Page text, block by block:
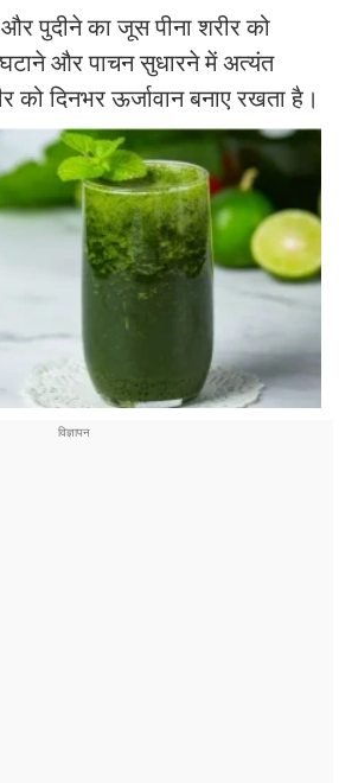
पुदीने का जूस पीना शरीर को
और पाचन सुधारने में अत्यंत
को दिनभर ऊर्जावान बनाए रखता है।